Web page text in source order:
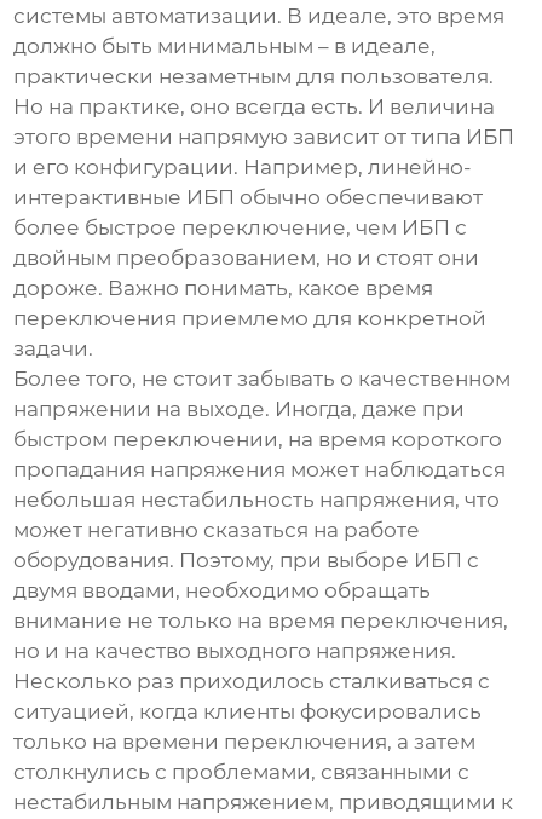
системы автоматизации. В идеале, это время
должно быть минимальным – в идеале,
практически незаметным для пользователя.
Но на практике, оно всегда есть. И величина
этого времени напрямую зависит от типа ИБП
и его конфигурации. Например, линейно-
интерактивные ИБП обычно обеспечивают
более быстрое переключение, чем ИБП с
двойным преобразованием, но и стоят они
дороже. Важно понимать, какое время
переключения приемлемо для конкретной
задачи.
Более того, не стоит забывать о качественном
напряжении на выходе. Иногда, даже при
быстром переключении, на время короткого
пропадания напряжения может наблюдаться
небольшая нестабильность напряжения, что
может негативно сказаться на работе
оборудования. Поэтому, при выборе ИБП с
двумя вводами, необходимо обращать
внимание не только на время переключения,
но и на качество выходного напряжения.
Несколько раз приходилось сталкиваться с
ситуацией, когда клиенты фокусировались
только на времени переключения, а затем
столкнулись с проблемами, связанными с
нестабильным напряжением, приводящими к